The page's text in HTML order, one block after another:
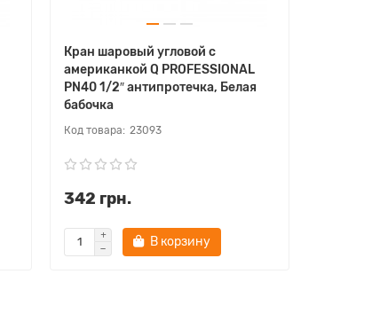
Кран шаровый угловой с
американкой Q PROFESSIONAL
PN40 1/2″ антипротечка, Белая
бабочка
23093
342 грн.
В корзину